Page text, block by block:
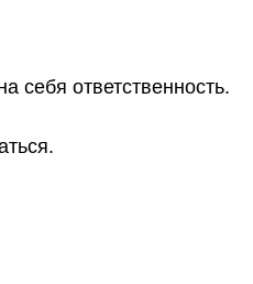
себя ответственность.